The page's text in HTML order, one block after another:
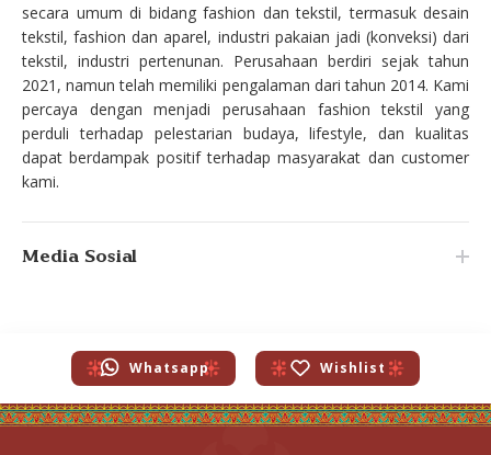
secara umum di bidang fashion dan tekstil, termasuk desain
tekstil, fashion dan aparel, industri pakaian jadi (konveksi) dari
tekstil, industri pertenunan. Perusahaan berdiri sejak tahun
2021, namun telah memiliki pengalaman dari tahun 2014. Kami
percaya dengan menjadi perusahaan fashion tekstil yang
perduli terhadap pelestarian budaya, lifestyle, dan kualitas
dapat berdampak positif terhadap masyarakat dan customer
kami.
Media Sosial
Whatsapp Wishlist